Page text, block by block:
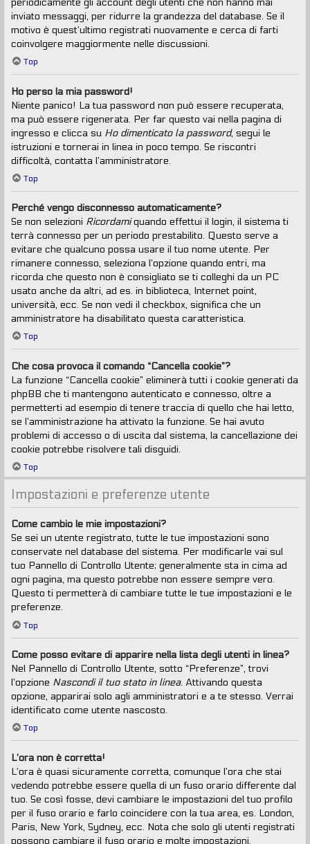
periodicamente gli account degli utenti che non hanno mai
inviato messaggi, per ridurre la grandezza del database. Se il
motivo è quest’ultimo registrati nuovamente e cerca di farti
coinvolgere maggiormente nelle discussioni.
Top
Ho perso la mia password!
Niente panico! La tua password non può essere recuperata,
ma può essere rigenerata. Per far questo vai nella pagina di
ingresso e clicca su Ho dimenticato la password, segui le
istruzioni e tornerai in linea in poco tempo. Se riscontri
difficoltà, contatta l’amministratore.
Top
Perché vengo disconnesso automaticamente?
Se non selezioni Ricordamiquando effettui il login, il sistema ti
terrà connesso per un periodo prestabilito. Questo serve a
evitare che qualcuno possa usare il tuo nome utente. Per
rimanere connesso, seleziona l’opzione quando entri, ma
ricorda che questo non è consigliato se ti colleghi da un PC
usato anche da altri, ad es. in biblioteca, Internet point,
università, ecc. Se non vedi il checkbox, significa che un
amministratore ha disabilitato questa caratteristica.
Top
Che cosa provoca il comando “Cancella cookie”?
La funzione “Cancella cookie” eliminerà tutti i cookie generati da
phpBB che ti mantengono autenticato e connesso, oltre a
permetterti ad esempio di tenere traccia di quello che hai letto,
se l’amministrazione ha attivato la funzione. Se hai avuto
problemi di accesso o di uscita dal sistema, la cancellazione dei
cookie potrebbe risolvere tali disguidi.
Top
Impostazioni e preferenze utente
Come cambio le mie impostazioni?
Se sei un utente registrato, tutte le tue impostazioni sono
conservate nel database del sistema. Per modificarle vai sul
tuo Pannello di Controllo Utente; generalmente sta in cima ad
ogni pagina, ma questo potrebbe non essere sempre vero.
Questo ti permetterà di cambiare tutte le tue impostazioni e le
preferenze.
Top
Come posso evitare di apparire nella lista degli utenti in linea?
Nel Pannello di Controllo Utente, sotto “Preferenze”, trovi
l’opzione Nascondi il tuo stato in linea. Attivando questa
opzione, apparirai solo agli amministratori e a te stesso. Verrai
identificato come utente nascosto.
Top
L’ora non è corretta!
L’ora è quasi sicuramente corretta, comunque l’ora che stai
vedendo potrebbe essere quella di un fuso orario differente dal
tuo. Se così fosse, devi cambiare le impostazioni del tuo profilo
per il fuso orario e farlo coincidere con la tua area, es. London,
Paris, New York, Sydney, ecc. Nota che solo gli utenti registrati
possono cambiare il fuso orario e molte impostazioni.